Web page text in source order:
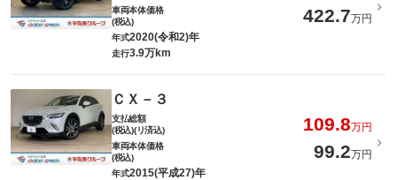
車両本体価格
(税込)
422.7万円
年式2020(令和2)年
走行3.9万km
ＣＸ－３
支払総額
(税込)(リ済込)
109.8万円
車両本体価格
(税込)
99.2万円
年式2015(平成27)年